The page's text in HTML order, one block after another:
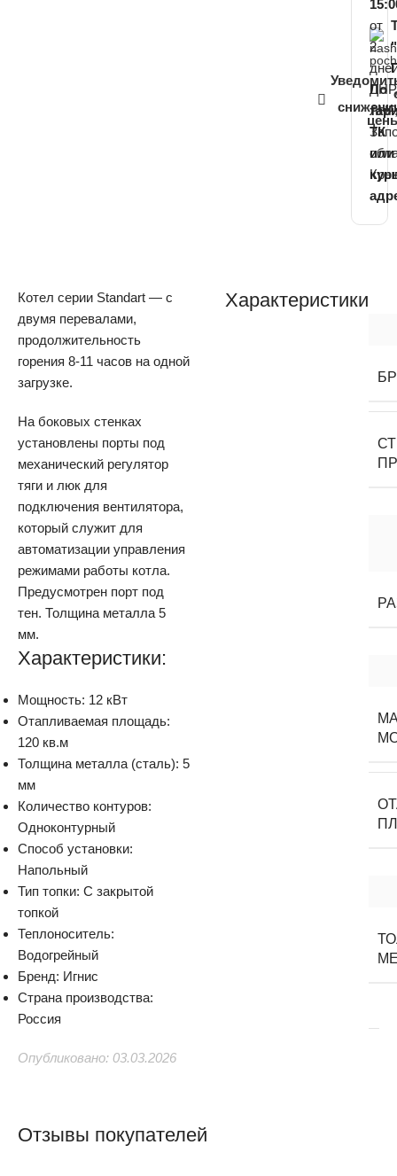
ДНР,
ЛНР,
от
2
По
ТК
или
Котел серии Standart — с
двумя перевалами,
продолжительность
горения 8-11 часов на одной
загрузке.
На боковых стенках
установлены порты под
механический регулятор
тяги и люк для
подключения вентилятора,
который служит для
автоматизации управления
режимами работы котла.
Предусмотрен порт под
тен. Толщина металла 5
мм.
Характеристики:
Мощность: 12 кВт
Отапливаемая площадь:
120 кв.м
Толщина металла (сталь): 5
мм
Количество контуров:
Одноконтурный
Способ установки:
Напольный
Тип топки: С закрытой
топкой
Теплоноситель:
Водогрейный
Бренд: Игнис
Страна производства:
Россия
Опубликовано: 03.03.2026
Характеристики
Отзывы покупателей